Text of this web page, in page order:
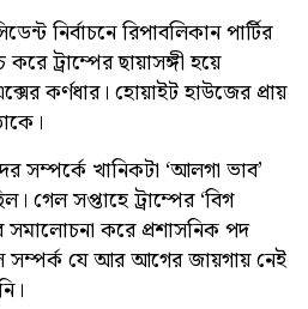
নির্বাচনে রিপাবলিকান পার্টির
ট্রাম্পের ছায়াসঙ্গী হয়ে
কর্ণধার। হোয়াইট হাউজের প্রায়
সম্পর্কে খানিকটা ‘আলগা ভাব’
সপ্তাহে ট্রাম্পের ‘বিগ
করে প্রশাসনিক পদ
সম্পর্ক যে আর আগের জায়গায় নেই